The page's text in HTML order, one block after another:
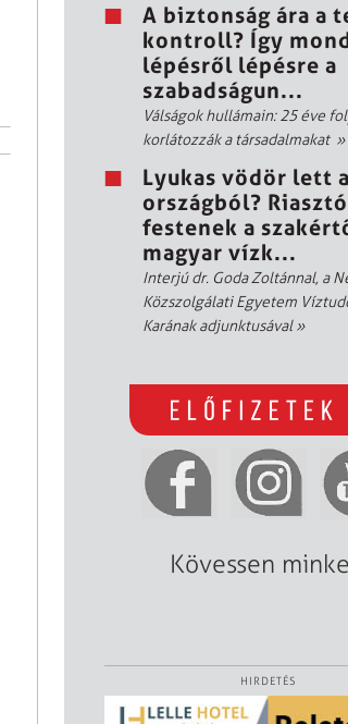
A biztonság ára a
kontroll? Így
lépésről lépésre a
szabadságun...
Válságok hullámain: 25 éve
korlátozzák a társadalmakat »
Lyukas vödör lett
országból?
festenek a
magyar vízk...
Interjú dr. Goda Zoltánnal, a
Közszolgálati Egyetem
Karának adjunktusával»
Kövessen
HIRDETÉS